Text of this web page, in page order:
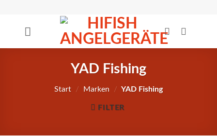
springen
YAD Fishing
Start / Marken / YAD Fishing
FILTER